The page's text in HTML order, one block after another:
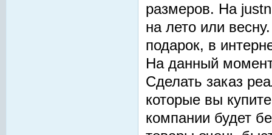
размеров. На
на лето или
подарок, в
На данный момент
Сделать заказ
которые вы
компании будет